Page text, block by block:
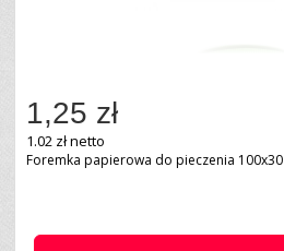
1,25 zł
1.02 zł netto
Foremka papierowa do pieczenia 100x30